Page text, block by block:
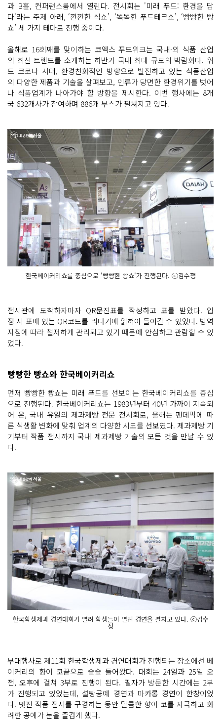
과 B홀, 컨퍼런스룸에서 열린다. 전시회는 '미래 푸드: 환경을 담
다'라는 주제 아래, ‘깐깐한 식쇼’, ‘똑똑한 푸드테크쇼’, ‘빵빵한 빵
쇼’ 세 가지 테마로 진행 중이다.
올해로 16회째를 맞이하는 코엑스 푸드위크는 국내·외 식품 산업
의 최신 트렌드를 소개하는 하반기 국내 최대 규모의 박람회다. 위
드 코로나 시대, 환경친화적인 방향으로 발전하고 있는 식품산업
의 다양한 제품과 기술을 살펴보고, 인류가 당면한 환경위기를 벗어
나 식품업계가 나아가야 할 방향을 제시한다. 이번 행사에는 8개
국 632개사가 참여하며 886개 부스가 펼쳐지고 있다.
한국베이커리쇼를 중심으로 '빵빵한 빵쇼'가 진행된다. ⓒ김수정
전시관에 도착하자마자 QR문진표를 작성하고 표를 받았다. 입
장 시 표에 있는 QR코드를 리더기에 읽혀야 들어갈 수 있었다. 방역
지침에 따라 철저하게 관리되고 있기 때문에 안심하고 관람할 수 있
었다.
빵빵한 빵쇼와 한국베이커리쇼
먼저 빵빵한 빵쇼는 미래 푸드를 선보이는 한국베이커리쇼를 중심
으로 진행된다. 한국베이커리쇼는 1983년부터 40년 가까이 지속되
어 온, 국내 유일의 제과제빵 전문 전시회로, 올해는 팬데믹에 따
른 식생활 변화에 맞춰 업계의 다양한 시도를 선보였다. 제과제빵 기
기부터 작품 전시까지 국내 제과제빵 기술의 모든 것을 만날 수 있
다.
한국학생제과 경연대회가 열려 학생들이 열띤 경연을 펼치고 있다. ⓒ김수
정
부대행사로 제11회 한국학생제과 경연대회가 진행되는 장소에선 베
이커리의 향이 코끝으로 솔솔 들어왔다. 대회는 24일과 25일 오
전, 오후에 걸쳐 3부로 진행이 된다. 필자가 방문한 시간에는 2부
가 진행되고 있었는데, 설탕공예 경연과 마카롱 경연이 한창이었
다. 멋진 작품 전시를 구경하는 동안 달콤한 향이 코를 자극하고 화
려한 공예가 눈을 즐겁게 했다.